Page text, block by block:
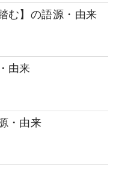
む】の語源・由来
由来
・由来